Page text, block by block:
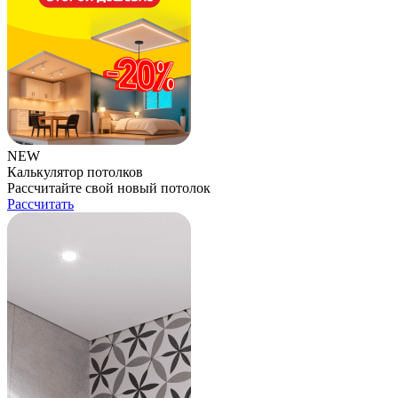
NEW
Калькулятор потолков
Рассчитайте свой новый потолок
Рассчитать